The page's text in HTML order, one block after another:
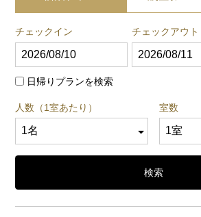
チェックイン チェックアウト
日帰りプランを検索
人数（1室あたり） 室数
検索